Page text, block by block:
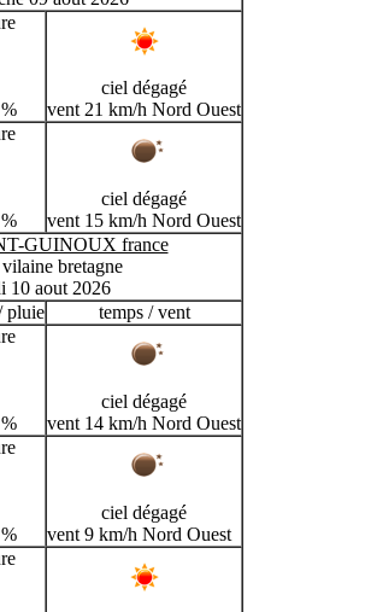
ciel dégagé
vent 21 km/h Nord Ouest
ciel dégagé
vent 15 km/h Nord Ouest
GUINOUX france
bretagne
10 aout 2026
pluie temps / vent
ciel dégagé
vent 14 km/h Nord Ouest
ciel dégagé
vent 9 km/h Nord Ouest